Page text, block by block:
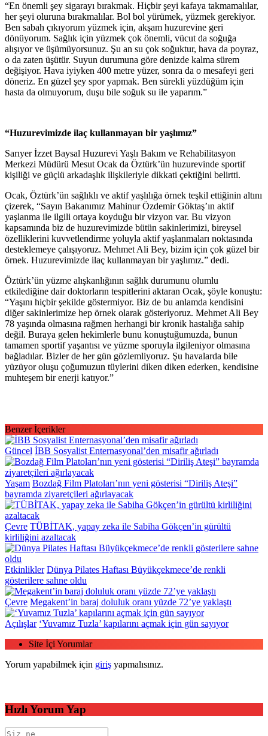
“En önemli şey sigarayı bırakmak. Hiçbir şeyi kafaya takmamalılar,
her şeyi oluruna bırakmalılar. Bol bol yürümek, yüzmek gerekiyor.
Ben sabah çıkıyorum yüzmek için, akşam huzurevine geri
dönüyorum. Sağlık için yüzmek çok önemli, vücut da soğuğa
alışıyor ve üşümüyorsunuz. Şu an su çok soğuktur, hava da poyraz,
o da zaten üşütür. Suyun durumuna göre denizde kalma sürem
değişiyor. Hava iyiyken 400 metre yüzer, sonra da o mesafeyi geri
döneriz. En güzel şey spor yapmak. Ben sürekli yüzdüğüm için
hasta da olmuyorum, duşu bile soğuk su ile yaparım.”
“Huzurevimizde ilaç kullanmayan bir yaşlımız”
Sarıyer İzzet Baysal Huzurevi Yaşlı Bakım ve Rehabilitasyon
Merkezi Müdürü Mesut Ocak da Öztürk’ün huzurevinde sportif
kişiliği ve güçlü arkadaşlık ilişkileriyle dikkati çektiğini belirtti.
Ocak, Öztürk’ün sağlıklı ve aktif yaşlılığa örnek teşkil ettiğinin altını
çizerek, “Sayın Bakanımız Mahinur Özdemir Göktaş’ın aktif
yaşlanma ile ilgili ortaya koyduğu bir vizyon var. Bu vizyon
kapsamında biz de huzurevimizde bütün sakinlerimizi, bireysel
özelliklerini kuvvetlendirme yoluyla aktif yaşlanmaları noktasında
desteklemeye çalışıyoruz. Mehmet Ali Bey, bizim için çok güzel bir
örnek. Huzurevimizde ilaç kullanmayan bir yaşlımız.” dedi.
Öztürk’ün yüzme alışkanlığının sağlık durumunu olumlu
etkilediğine dair doktorların tespitlerini aktaran Ocak, şöyle konuştu:
“Yaşını hiçbir şekilde göstermiyor. Biz de bu anlamda kendisini
diğer sakinlerimize hep örnek olarak gösteriyoruz. Mehmet Ali Bey
78 yaşında olmasına rağmen herhangi bir kronik hastalığa sahip
değil. Buraya gelen hekimlerle bunu konuştuğumuzda, bunun
tamamen sportif yaşantısı ve yüzme sporuyla ilgileniyor olmasına
bağladılar. Bizler de her gün gözlemliyoruz. Şu havalarda bile
yüzüyor oluşu çoğumuzun tüylerini diken diken ederken, kendisine
muhteşem bir enerji katıyor.”
Benzer İçerikler
Güncel İBB Sosyalist Enternasyonal’den misafir ağırladı
Yaşam Bozdağ Film Platoları’nın yeni gösterisi “Diriliş Ateşi”
bayramda ziyaretçileri ağırlayacak
Çevre TÜBİTAK, yapay zeka ile Sabiha Gökçen’in gürültü
kirliliğini azaltacak
Etkinlikler Dünya Pilates Haftası Büyükçekmece’de renkli
gösterilere sahne oldu
Çevre Megakent’in baraj doluluk oranı yüzde 72’ye yaklaştı
Açılışlar ‘Yuvamız Tuzla’ kapılarını açmak için gün sayıyor
Site İçi Yorumlar
Yorum yapabilmek için giriş yapmalısınız.
Hızlı Yorum Yap